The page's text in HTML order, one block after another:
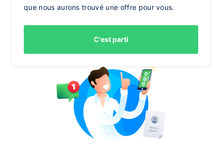
que nous aurons trouvé une offre pour vous.
C'est parti